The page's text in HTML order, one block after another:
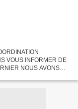
VOUS INFORMER DE
NOUS AVONS